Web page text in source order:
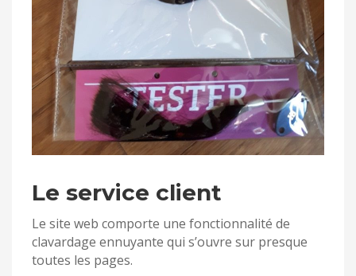
Le service client
Le site web comporte une fonctionnalité de
clavardage ennuyante qui s’ouvre sur presque
toutes les pages.